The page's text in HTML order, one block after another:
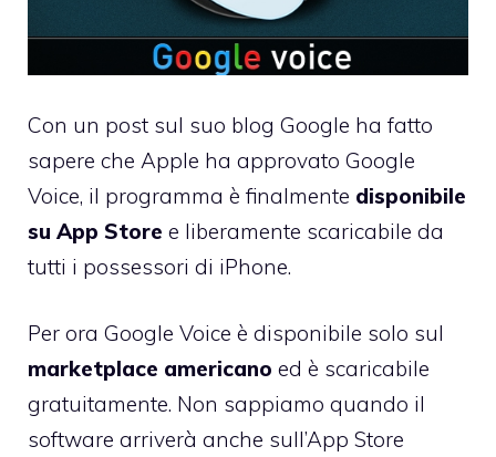
Con un post sul suo blog Google ha fatto
sapere che Apple ha approvato Google
Voice, il programma è finalmente disponibile
su App Store e liberamente scaricabile da
tutti i possessori di iPhone.
Per ora Google Voice è disponibile solo sul
marketplace americano ed è scaricabile
gratuitamente. Non sappiamo quando il
software arriverà anche sull’App Store